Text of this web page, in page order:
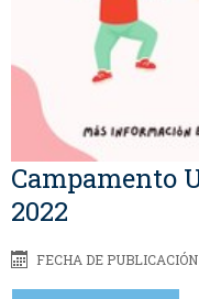
Campamento
2022
FECHA DE